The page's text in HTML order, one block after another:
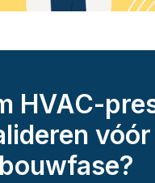
HVAC-
bouwfase?